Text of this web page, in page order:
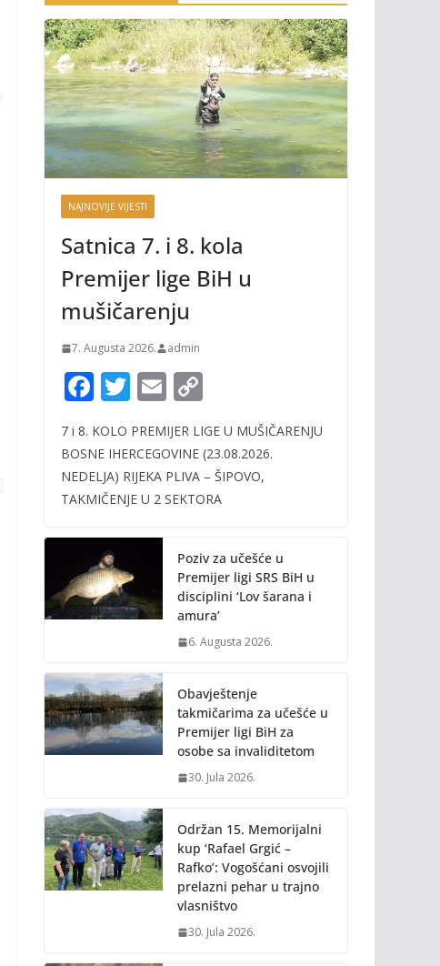
NAJNOVIJE VIJESTI
Satnica 7. i 8. kola
Premijer lige BiH u
mušičarenju
7. Augusta 2026. admin
F
e
b
o
o
k
T
itt
er
E
ai
l
p
y
Li
k
7 i 8. KOLO PREMIJER LIGE U MUŠIČARENJU
BOSNE IHERCEGOVINE (23.08.2026.
NEDELJA) RIJEKA PLIVA – ŠIPOVO,
TAKMIČENJE U 2 SEKTORA
Poziv za učešće u
Premijer ligi SRS BiH u
disciplini ‘Lov šarana i
amura’
6. Augusta 2026.
Obavještenje
takmičarima za učešće u
Premijer ligi BiH za
osobe sa invaliditetom
30. Jula 2026.
Održan 15. Memorijalni
kup ‘Rafael Grgić –
Rafko’: Vogošćani osvojili
prelazni pehar u trajno
vlasništvo
30. Jula 2026.